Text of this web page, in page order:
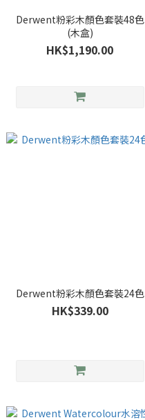
Derwent粉彩木顏色套裝48色
(木盒)
HK$1,190.00
Derwent粉彩木顏色套裝24色
HK$339.00